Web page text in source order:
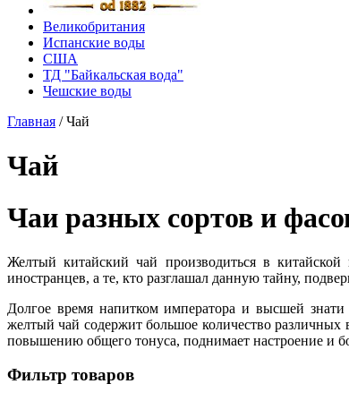
Великобритания
Испанские воды
США
ТД "Байкальская вода"
Чешские воды
Главная /Чай
Чай
Чаи разных сортов и
Желтый китайский чай производиться в
иностранцев, а те, кто разглашал данную тайну,
Долгое время напитком императора и высшей
желтый чай содержит большое количество
повышению общего тонуса, поднимает настроение и
Фильтр товаров